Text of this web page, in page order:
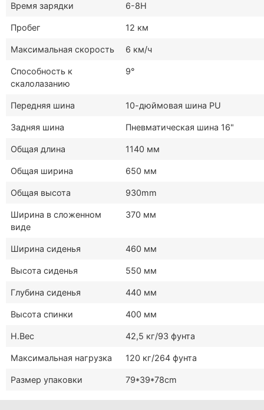
Время зарядки 6-8H
Пробег 12 км
Максимальная скорость 6 км/ч
Способность к
скалолазанию
9°
Передняя шина 10-дюймовая шина PU
Задняя шина Пневматическая шина 16"
Общая длина 1140 мм
Общая ширина 650 мм
Общая высота 930mm
Ширина в сложенном
виде
370 мм
Ширина сиденья 460 мм
Высота сиденья 550 мм
Глубина сиденья 440 мм
Высота спинки 400 мм
Н.Вес 42,5 кг/93 фунта
Максимальная нагрузка 120 кг/264 фунта
Размер упаковки 79*39*78cm